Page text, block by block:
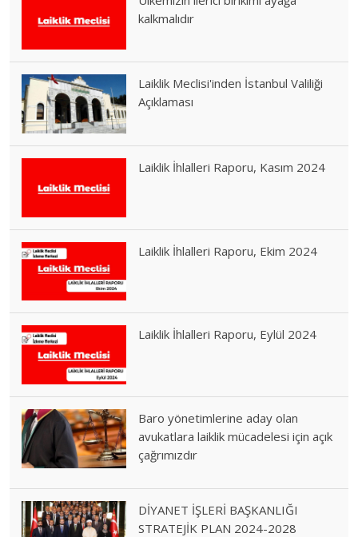
kalkmalıdır
Laiklik Meclisi'inden İstanbul Valiliği
Açıklaması
Laiklik İhlalleri Raporu, Kasım 2024
Laiklik İhlalleri Raporu, Ekim 2024
Laiklik İhlalleri Raporu, Eylül 2024
Baro yönetimlerine aday olan
avukatlara laiklik mücadelesi için açık
çağrımızdır
DİYANET İŞLERİ BAŞKANLIĞI
STRATEJİK PLAN 2024-2028